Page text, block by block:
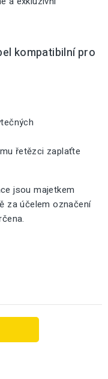
kompatibilní pro
řetězci zaplaťte
jsou majetkem
za účelem označení